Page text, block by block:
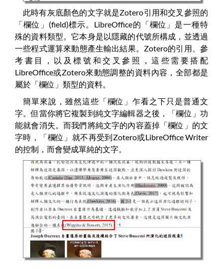
此時有灰底顏色的文字就是Zotero引用和交叉參照的
「欄位」(field)標示。LibreOffice的「欄位」是一種特
殊的資料類型。它本身是以隱藏的代號所構成，並透過
一些程式運算來動態產生輸出結果。Zotero的引用、參
考書目，以及標號和交叉參照，這些需要搭配
LibreOffice或Zotero來動態調整的資料內容，全部都是
屬於「欄位」類型的資料。
簡單來說，雖然這些「欄位」乍看之下只是普通文
字。但當你將它複製到純文字編輯器之後，「欄位」功
能就會消失。而我們將純文字的內容蓋掉「欄位」的文
字時，「欄位」就不再受到Zotero或LibreOffice Writer
的控制，而會變成單純的文字。